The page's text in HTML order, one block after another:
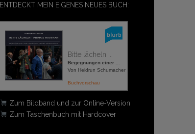
ENTDECKT MEIN EIGENES NEUES BUCH:
Bitte lächeln ...
Begegnungen einer ...
Von Heidrun Schumacher
Buchvorschau
Zum Bildband und zur Online-Version
Zum Taschenbuch mit Hardcover